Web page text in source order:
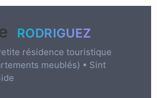
RODRIGUEZ
résidence touristique
meublés) • Sint